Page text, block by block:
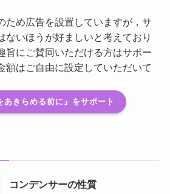
ため広告を設置していますが，サ
ないほうが好ましいと考えており
旨にご賛同いただける方はサポー
額はご自由に設定していただいて
あきらめる前に』をサポート
コンデンサーの性質